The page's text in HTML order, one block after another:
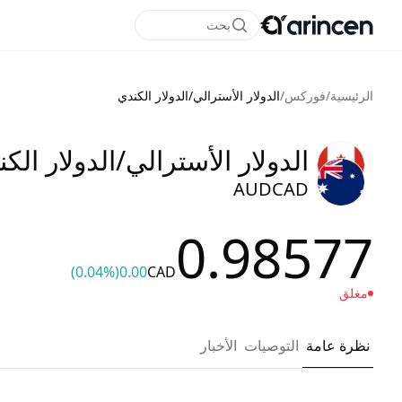
بحث
الرئيسية/فوركس/الدولار الأسترالي/الدولار الكندي
الدولار الأسترالي/الدولار
AUDCAD
0.98577
CAD
0.00
(0.04%)
مغلق
نظرة عامة التوصيات الأخبار